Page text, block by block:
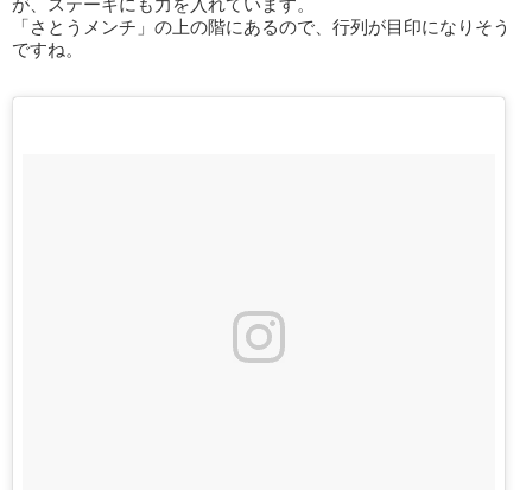
「さとうメンチ」の上の階にあるので、行列が目印になりそう
ですね。